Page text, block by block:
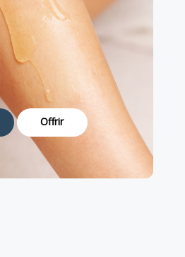
Offrir